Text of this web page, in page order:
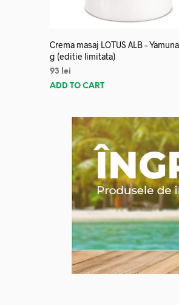
Crema masaj LOTUS ALB –
g (editie limitata)
93
lei
ADD TO CART